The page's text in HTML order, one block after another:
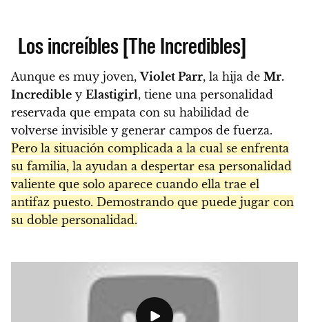
Los increíbles [The Incredibles]
Aunque es muy joven,Violet Parr, la hija de Mr.
Incredible y Elastigirl, tiene una personalidad
reservada que empata con su habilidad de
volverse invisible y generar campos de fuerza.
Pero la situación complicada a la cual se enfrenta
su familia, la ayudan a despertar esa personalidad
valiente que solo aparece cuando ella trae el
antifaz puesto. Demostrando que puede jugar con
su doble personalidad.